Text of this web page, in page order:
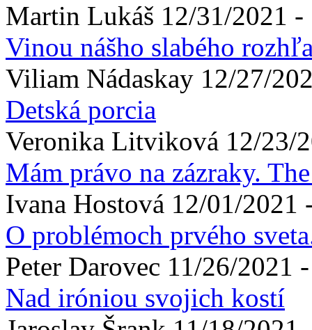
Martin Lukáš 12/31/2021 -
Vinou nášho slabého
Viliam Nádaskay 12/27/
Detská porcia
Veronika Litviková 12/23/
Mám právo na zázraky.
Ivana Hostová 12/01/2021
O problémoch prvého
Peter Darovec 11/26/2021
Nad iróniou svojich kostí